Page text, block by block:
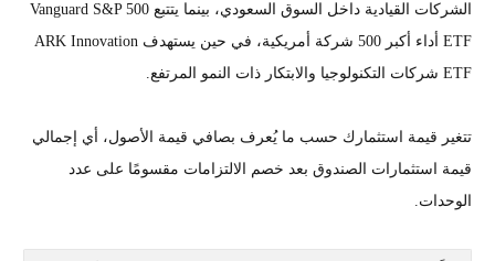
الشركات القيادية داخل السوق السعودي، بينما يتتبع Vanguard S&P 500
ETF أداء أكبر 500 شركة أمريكية، في حين يستهدف ARK Innovation
ETF شركات التكنولوجيا والابتكار ذات النمو المرتفع.
تتغير قيمة استثمارك حسب ما يُعرف بصافي قيمة الأصول، أي إجمالي
قيمة استثمارات الصندوق بعد خصم الالتزامات مقسومًا على عدد
الوحدات.